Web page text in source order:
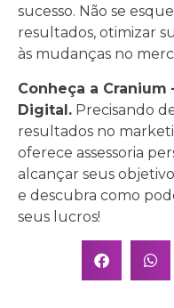
sucesso. Não se
resultados, otimizar
às mudanças no
Conheça a
Digital. Precisando
resultados no
oferece assessoria
alcançar seus
e descubra como
seus lucros!